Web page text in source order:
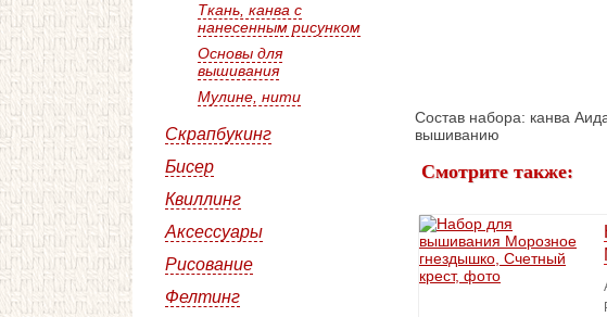
Ткань, канва с
нанесенным рисунком
Основы для
вышивания
Мулине, нити
Скрапбукинг
Бисер
Квиллинг
Аксессуары
Рисование
Фелтинг
Состав набора: канва
вышиванию
Смотрите также: